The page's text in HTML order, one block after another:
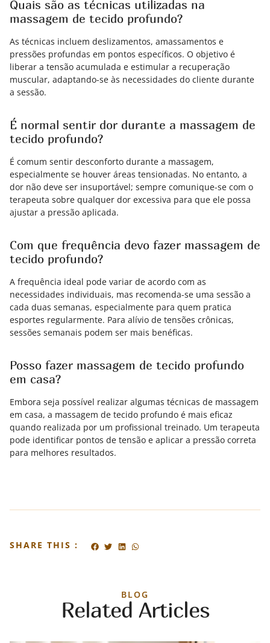
Quais são as técnicas utilizadas na
massagem de tecido profundo?
As técnicas incluem deslizamentos, amassamentos e
pressões profundas em pontos específicos. O objetivo é
liberar a tensão acumulada e estimular a recuperação
muscular, adaptando-se às necessidades do cliente durante
a sessão.
É normal sentir dor durante a massagem de
tecido profundo?
É comum sentir desconforto durante a massagem,
especialmente se houver áreas tensionadas. No entanto, a
dor não deve ser insuportável; sempre comunique-se com o
terapeuta sobre qualquer dor excessiva para que ele possa
ajustar a pressão aplicada.
Com que frequência devo fazer massagem de
tecido profundo?
A frequência ideal pode variar de acordo com as
necessidades individuais, mas recomenda-se uma sessão a
cada duas semanas, especialmente para quem pratica
esportes regularmente. Para alívio de tensões crônicas,
sessões semanais podem ser mais benéficas.
Posso fazer massagem de tecido profundo
em casa?
Embora seja possível realizar algumas técnicas de massagem
em casa, a massagem de tecido profundo é mais eficaz
quando realizada por um profissional treinado. Um terapeuta
pode identificar pontos de tensão e aplicar a pressão correta
para melhores resultados.
SHARE THIS :
BLOG
Related Articles